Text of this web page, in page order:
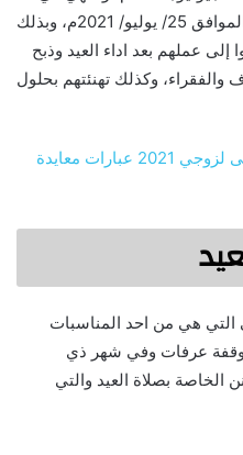
اليوم 15 من شهر ذي الحجة الموافق 25/ يوليو/ 2021م، وبذلك
إلى عملهم بعد اداء العيد وذبح
والفقراء، وكذلك تهنئتهم بحلول
رسائل تهنئة عيد الاضحى لزوجي 2021 عبارات معايدة
هي من احد المناسبات
وقفة عرفات وفي شهر ذي
الخاصة بصلاة العيد والتي